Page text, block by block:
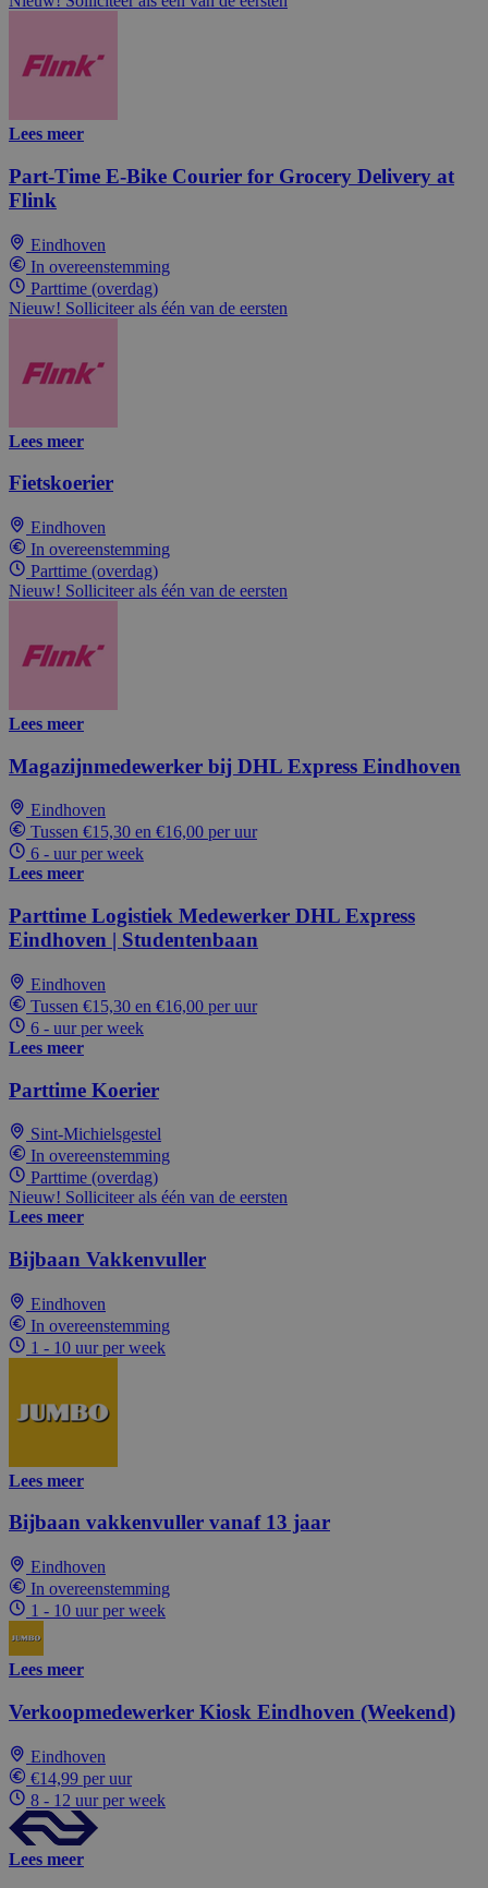
Lees meer
Part-Time E-Bike Courier for Grocery Delivery at
Flink
Eindhoven
In overeenstemming
Parttime (overdag)
Nieuw! Solliciteer als één van de eersten
Lees meer
Fietskoerier
Eindhoven
In overeenstemming
Parttime (overdag)
Nieuw! Solliciteer als één van de eersten
Lees meer
Magazijnmedewerker bij DHL Express Eindhoven
Eindhoven
Tussen €15,30 en €16,00 per uur
6 - uur per week
Lees meer
Parttime Logistiek Medewerker DHL Express
Eindhoven | Studentenbaan
Eindhoven
Tussen €15,30 en €16,00 per uur
6 - uur per week
Lees meer
Parttime Koerier
Sint-Michielsgestel
In overeenstemming
Parttime (overdag)
Nieuw! Solliciteer als één van de eersten
Lees meer
Bijbaan Vakkenvuller
Eindhoven
In overeenstemming
1 - 10 uur per week
Lees meer
Bijbaan vakkenvuller vanaf 13 jaar
Eindhoven
In overeenstemming
1 - 10 uur per week
Lees meer
Verkoopmedewerker Kiosk Eindhoven (Weekend)
Eindhoven
€14,99 per uur
8 - 12 uur per week
Lees meer